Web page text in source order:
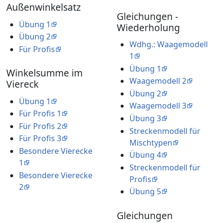
Außenwinkelsatz
Übung 1
Übung 2
Für Profis
Winkelsumme im
Viereck
Übung 1
Für Profis 1
Für Profis 2
Für Profis 3
Besondere Vierecke
1
Besondere Vierecke
2
Gleichungen -
Wiederholung
Wdhg.: Waagemodell
1
Übung 1
Waagemodell 2
Übung 2
Waagemodell 3
Übung 3
Streckenmodell für
Mischtypen
Übung 4
Streckenmodell für
Profis
Übung 5
Gleichungen